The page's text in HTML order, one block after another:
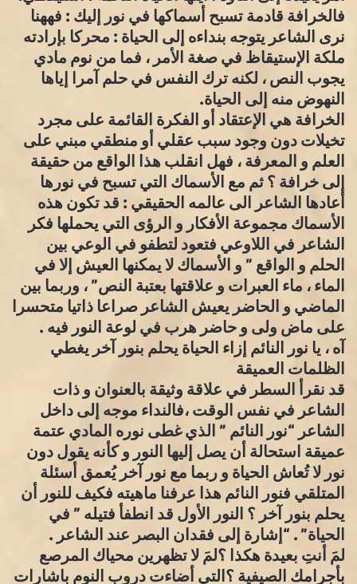
فالخرافة قادمة تسبح أسماكها في نور إليك : فههنا
نرى الشاعر يتوجه بنداءه إلى الحياة : محركا بإرادته
ملكة الإستيقاظ في صغة الأمر ، فما من نوم مادي
يجوب النص ، لكنه ترك النفس في حلم آمرا إياها
النهوض منه إلى الحياة.
الخرافة هي الإعتقاد أو الفكرة القائمة على مجرد
تخيلات دون وجود سبب عقلي أو منطقي مبني على
العلم و المعرفة ، فهل انقلب هذا الواقع من حقيقة
إلى خرافة ؟ ثم مع الأسماك التي تسبح في نورها
أعادها الشاعر الى عالمه الحقيقي : قد تكون هذه
الأسماك مجموعة الأفكار و الرؤى التي يحملها فكر
الشاعر في اللاوعي فتعود لتطفو في الوعي بين
الحلم و الواقع ” و الأسماك لا يمكنها العيش إلا في
الماء ، ماء العبرات و علاقتها بعتبة النص” ، وربما بين
الماضي و الحاضر يعيش الشاعر صراعا ذاتيا متحسرا
على ماض ولى و حاضر هرب في لوعة النور فيه .
آه ، يا نور النائم إزاء الحياة يحلم بنور آخر يغطي
الظلمات العميقة
قد نقرأ السطر في علاقة وثيقة بالعنوان و ذات
الشاعر في نفس الوقت ،فالنداء موجه إلى داخل
الشاعر “نور النائم ” الذي غطى نوره المادي عتمة
عميقة استحالة أن يصل إليها النور و كأنه يقول دون
نور لا تُعاش الحياة و ربما مع نور آخر يُعمق أسئلة
المتلقي فنور النائم هذا عرفنا ماهيته فكيف للنور أن
يحلم بنور آخر ؟ النور الأول قد انطفأ فتيله ” في
الحياة” . “إشارة إلى فقدان البصر عند الشاعر .
لمَ أنتِ بعيدة هكذا ؟لمَ لا تظهرين محياك المرصع
بأجرامك الصيفية ؟التي أضاءت دروب النوم باشارات